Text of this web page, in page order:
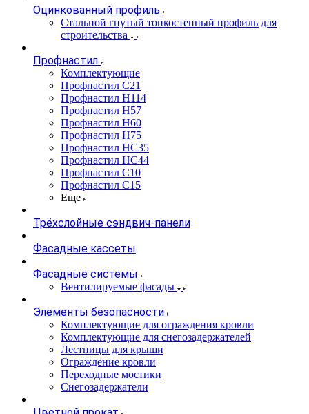
Оцинкованный профиль
Стальной гнутый тонкостенный профиль для
строительства
Профнастил
Комплектующие
Профнастил C21
Профнастил Н114
Профнастил Н57
Профнастил Н60
Профнастил Н75
Профнастил НС35
Профнастил НС44
Профнастил С10
Профнастил С15
Еще
Трёхслойные сэндвич-панели
Фасадные кассеты
Фасадные системы
Вентилируемые фасады
Элементы безопасности
Комплектующие для ограждения кровли
Комплектующие для снегозадержателей
Лестницы для крыши
Ограждение кровли
Переходные мостики
Снегозадержатели